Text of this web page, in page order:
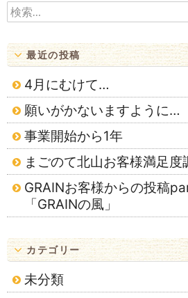
ョ
検
索:
最近の投稿
4月にむけて…
願いがかないますように…
事業開始から1年
まごのて北山お客様満足度
GRAINお客様からの投稿
「GRAINの風」
カテゴリー
未分類